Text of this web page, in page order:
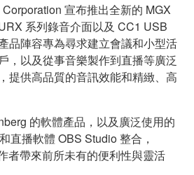
宣布推出全新的 MGX
系列錄音介面以及 CC1 USB
品陣容專為尋求建立會議和小型活
，以及從事音樂製作到直播等廣泛
提供高品質的音訊效能和精緻、高
的軟體產品，以及廣泛使用的
直播軟體 OBS Studio 整合，
者帶來前所未有的便利性與靈活